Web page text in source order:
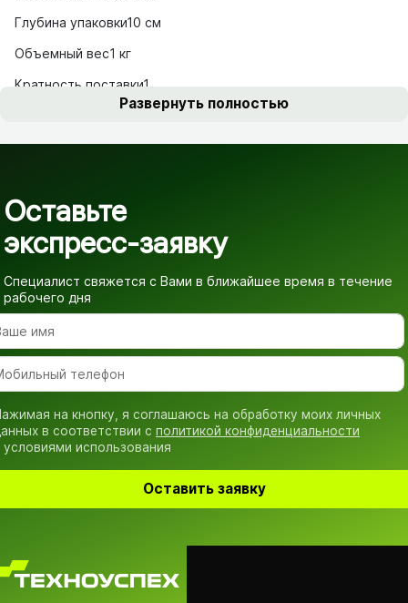
Глубина упаковки10 см
Объемный вес1 кг
Кратность поставки1
Развернуть полностью
Оставьте
экспресс-заявку
Специалист свяжется с Вами в ближайшее время в течение
рабочего дня
на кнопку, я соглашаюсь на обработку моих личных
в соответствии с политикой конфиденциальности
условиями использования
Оставить заявку